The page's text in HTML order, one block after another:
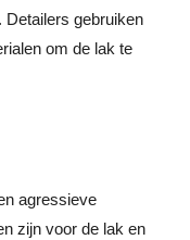
Detailers gebruiken
om de lak te
agressieve
zijn voor de lak en